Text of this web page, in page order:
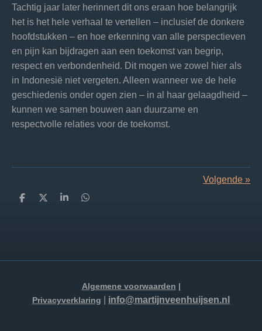
Tachtig jaar later herinnert dit ons eraan hoe belangrijk
het is het hele verhaal te vertellen – inclusief de donkere
hoofdstukken – en hoe erkenning van alle perspectieven
en pijn kan bijdragen aan een toekomst van begrip,
respect en verbondenheid. Dit mogen we zowel hier als
in Indonesië niet vergeten. Alleen wanneer we de hele
geschiedenis onder ogen zien – in al haar gelaagdheid –
kunnen we samen bouwen aan duurzame en
respectvolle relaties voor de toekomst.
Volgende »
D
D
S
D
Algemene voorwaarden |
Privacyverklaring
info@martijnveenhuijsen.nl